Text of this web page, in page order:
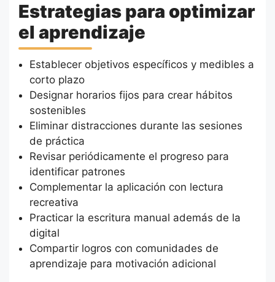
Estrategias para optimizar
el aprendizaje
Establecer objetivos específicos y medibles a
corto plazo
Designar horarios fijos para crear hábitos
sostenibles
Eliminar distracciones durante las sesiones
de práctica
Revisar periódicamente el progreso para
identificar patrones
Complementar la aplicación con lectura
recreativa
Practicar la escritura manual además de la
digital
Compartir logros con comunidades de
aprendizaje para motivación adicional